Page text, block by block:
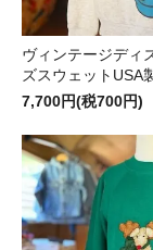
ヴィンテージディ
ズスウェットUSA
7,700円(税700円)